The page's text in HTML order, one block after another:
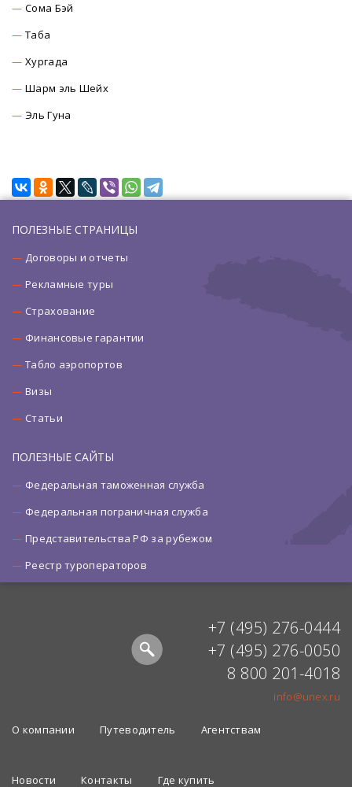
Сома Бэй
Таба
Хургада
Шарм эль Шейх
Эль Гуна
ПОЛЕЗНЫЕ СТРАНИЦЫ
Договоры и отчеты
Рекламные туры
Страхование
Финансовые гарантии
Табло аэропортов
Визы
Статьи
ПОЛЕЗНЫЕ САЙТЫ
Федеральная таможенная служба
Федеральная пограничная служба
Представительства РФ за рубежом
Реестр туроператоров
+7 (495) 276-0444
+7 (495) 276-0050
8 800 201-4018
info@unex.ru
О компании Путеводитель Агентствам
Новости Контакты Где купить